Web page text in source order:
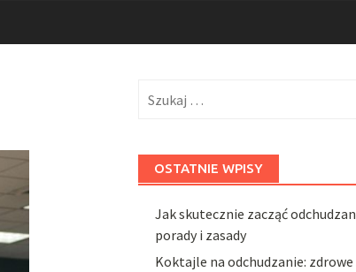
OSTATNIE WPISY
Jak skutecznie zacząć
porady i zasady
Koktajle na odchudzanie: